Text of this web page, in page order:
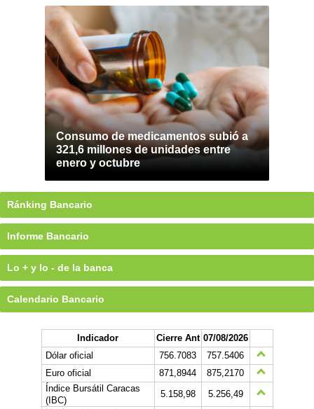
Consumo de medicamentos subió a
321,6 millones de unidades entre
enero y octubre
Ránking Bancario
Informe Bancario
Lo + y lo - de la banca
Calendario Bancario
Indicador Cierre Ant 07/08/2026
Dólar oficial
756.7083
757.5406
Euro oficial
871,8944
875,2170
Índice Bursátil Caracas
(IBC)
5.158,98
5.256,49